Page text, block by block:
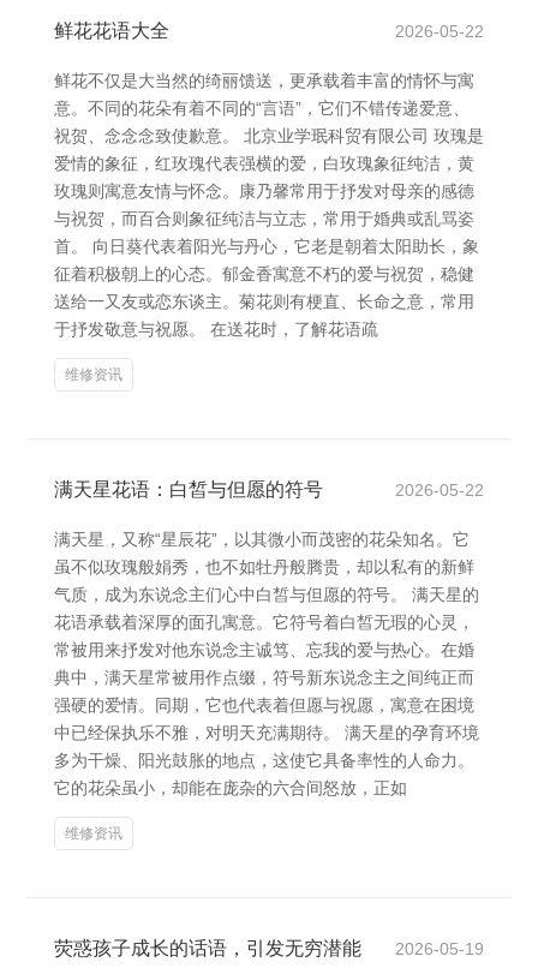
鲜花花语大全 2026-05-22
鲜花不仅是大当然的绮丽馈送，更承载着丰富的情怀与寓
意。不同的花朵有着不同的“言语”，它们不错传递爱意、
祝贺、念念念致使歉意。 北京业学珉科贸有限公司 玫瑰是
爱情的象征，红玫瑰代表强横的爱，白玫瑰象征纯洁，黄
玫瑰则寓意友情与怀念。康乃馨常用于抒发对母亲的感德
与祝贺，而百合则象征纯洁与立志，常用于婚典或乱骂姿
首。 向日葵代表着阳光与丹心，它老是朝着太阳助长，象
征着积极朝上的心态。郁金香寓意不朽的爱与祝贺，稳健
送给一又友或恋东谈主。菊花则有梗直、长命之意，常用
于抒发敬意与祝愿。 在送花时，了解花语疏
维修资讯
满天星花语：白皙与但愿的符号 2026-05-22
满天星，又称“星辰花”，以其微小而茂密的花朵知名。它
虽不似玫瑰般娟秀，也不如牡丹般腾贵，却以私有的新鲜
气质，成为东说念主们心中白皙与但愿的符号。 满天星的
花语承载着深厚的面孔寓意。它符号着白皙无瑕的心灵，
常被用来抒发对他东说念主诚笃、忘我的爱与热心。在婚
典中，满天星常被用作点缀，符号新东说念主之间纯正而
强硬的爱情。同期，它也代表着但愿与祝愿，寓意在困境
中已经保执乐不雅，对明天充满期待。 满天星的孕育环境
多为干燥、阳光鼓胀的地点，这使它具备率性的人命力。
它的花朵虽小，却能在庞杂的六合间怒放，正如
维修资讯
荧惑孩子成长的话语，引发无穷潜能 2026-05-19